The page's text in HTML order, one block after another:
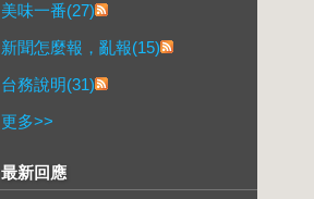
美味一番(27)
新聞怎麼報，亂報(15)
台務說明(31)
更多>>
最新回應